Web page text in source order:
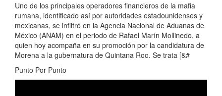
Uno de los principales operadores financieros de la mafia
rumana, identificado así por autoridades estadounidenses y
mexicanas, se infiltró en la Agencia Nacional de Aduanas de
México (ANAM) en el periodo de Rafael Marín Mollinedo, a
quien hoy acompaña en su promoción por la candidatura de
Morena a la gubernatura de Quintana Roo. Se trata [&#
Punto Por Punto